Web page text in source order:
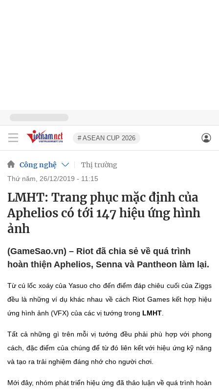
# ASEAN CUP 2026
Công nghệ Thị trường
thứ năm, 26/12/2019 - 11:15
LMHT: Trang phục mặc định của
Aphelios có tới 147 hiệu ứng hình
ảnh
(GameSao.vn) – Riot đã chia sẻ về quá trình
hoàn thiện Aphelios, Senna và Pantheon làm lại.
Từ cú lốc xoáy của Yasuo cho đến điểm đáp chiêu cuối của Ziggs
đều là những ví dụ khác nhau về cách Riot Games kết hợp hiệu
ứng hình ảnh (VFX) của các vị tướng trong LMHT
Tất cả những gì trên mỗi vị tướng đều phải phù hợp với phong
cách, đặc điểm của chúng để từ đó liên kết với hiệu ứng kỹ năng
và tạo ra trải nghiệm đáng nhớ cho người chơi.
Mới đây, nhóm phát triển hiệu ứng đã thảo luận về quá trình hoàn